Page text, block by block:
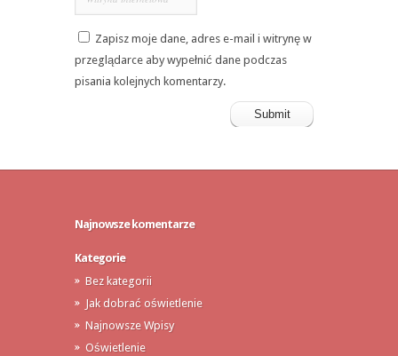
Zapisz moje dane, adres e-mail i witrynę w
przeglądarce aby wypełnić dane podczas
pisania kolejnych komentarzy.
Najnowsze komentarze
Kategorie
Bez kategorii
Jak dobrać oświetlenie
Najnowsze Wpisy
Oświetlenie